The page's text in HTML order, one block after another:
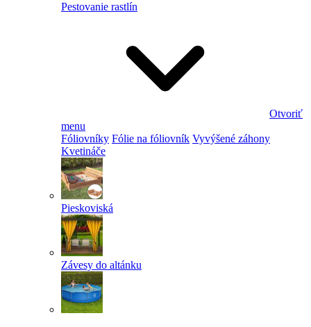
Pestovanie rastlín
Otvoriť
menu
Fóliovníky Fólie na fóliovník Vyvýšené záhony
Kvetináče
Pieskoviská
Závesy do altánku